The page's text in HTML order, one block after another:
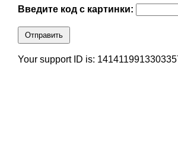
Введите код с картинки:
Отправить
Your support ID is: